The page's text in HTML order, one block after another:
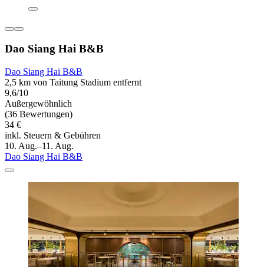
Dao Siang Hai B&B
Dao Siang Hai B&B
2,5 km von Taitung Stadium entfernt
9,6/10
Außergewöhnlich
(36 Bewertungen)
34 €
inkl. Steuern & Gebühren
10. Aug.–11. Aug.
Dao Siang Hai B&B